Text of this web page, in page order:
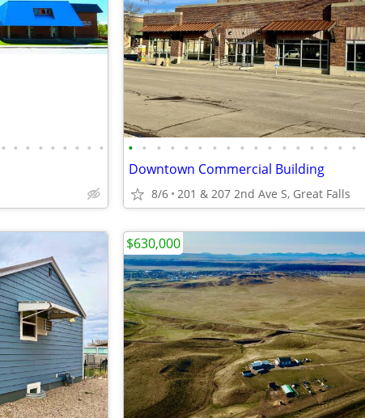
• • • • • • • • • • • • • • • • • • • • • • • • • •
Downtown Commercial Building
8/6 201 & 207 2nd Ave S, Great Falls
$630,000